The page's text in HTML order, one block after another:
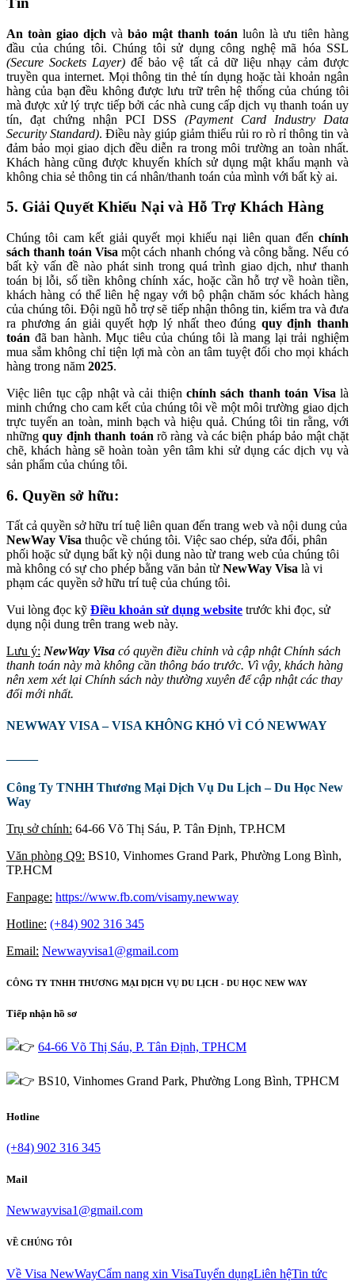
An toàn giao dịch và bảo mật thanh toán luôn là ưu tiên hàng
đầu của chúng tôi. Chúng tôi sử dụng công nghệ mã hóa SSL
(Secure Sockets Layer) để bảo vệ tất cả dữ liệu nhạy cảm được
truyền qua internet. Mọi thông tin thẻ tín dụng hoặc tài khoản ngân
hàng của bạn đều không được lưu trữ trên hệ thống của chúng tôi
mà được xử lý trực tiếp bởi các nhà cung cấp dịch vụ thanh toán uy
tín, đạt chứng nhận PCI DSS (Payment Card Industry Data
Security Standard). Điều này giúp giảm thiểu rủi ro rò rỉ thông tin và
đảm bảo mọi giao dịch đều diễn ra trong môi trường an toàn nhất.
Khách hàng cũng được khuyến khích sử dụng mật khẩu mạnh và
không chia sẻ thông tin cá nhân/thanh toán của mình với bất kỳ ai.
5. Giải Quyết Khiếu Nại và Hỗ Trợ Khách Hàng
Chúng tôi cam kết giải quyết mọi khiếu nại liên quan đến chính
sách thanh toán Visa một cách nhanh chóng và công bằng. Nếu có
bất kỳ vấn đề nào phát sinh trong quá trình giao dịch, như thanh
toán bị lỗi, số tiền không chính xác, hoặc cần hỗ trợ về hoàn tiền,
khách hàng có thể liên hệ ngay với bộ phận chăm sóc khách hàng
của chúng tôi. Đội ngũ hỗ trợ sẽ tiếp nhận thông tin, kiểm tra và đưa
ra phương án giải quyết hợp lý nhất theo đúng quy định thanh
toán đã ban hành. Mục tiêu của chúng tôi là mang lại trải nghiệm
mua sắm không chỉ tiện lợi mà còn an tâm tuyệt đối cho mọi khách
hàng trong năm 2025.
Việc liên tục cập nhật và cải thiệnchính sách thanh toán Visa là
minh chứng cho cam kết của chúng tôi về một môi trường giao dịch
trực tuyến an toàn, minh bạch và hiệu quả. Chúng tôi tin rằng, với
nhữngquy định thanh toán rõ ràng và các biện pháp bảo mật chặt
chẽ, khách hàng sẽ hoàn toàn yên tâm khi sử dụng các dịch vụ và
sản phẩm của chúng tôi.
6. Quyền sở hữu:
Tất cả quyền sở hữu trí tuệ liên quan đến trang web và nội dung của
NewWay Visa thuộc về chúng tôi. Việc sao chép, sửa đổi, phân
phối hoặc sử dụng bất kỳ nội dung nào từ trang web của chúng tôi
mà không có sự cho phép bằng văn bản từ NewWay Visa là vi
phạm các quyền sở hữu trí tuệ của chúng tôi.
Vui lòng đọc kỹ Điều khoản sử dụng website trước khi đọc, sử
dụng nội dung trên trang web này.
Lưu ý: NewWay Visa có quyền điều chỉnh và cập nhật Chính sách
thanh toán này mà không cần thông báo trước. Vì vậy, khách hàng
nên xem xét lại Chính sách này thường xuyên để cập nhật các thay
đổi mới nhất.
NEWWAY VISA – VISA KHÔNG KHÓ VÌ CÓ NEWWAY
——
Công Ty TNHH Thương Mại Dịch Vụ Du Lịch – Du Học New
Way
Trụ sở chính: 64-66 Võ Thị Sáu, P. Tân Định, TP.HCM
Văn phòng Q9: BS10, Vinhomes Grand Park, Phường Long Bình,
TP.HCM
Fanpage: https://www.fb.com/visamy.newway
Hotline: (+84) 902 316 345
Email: Newwayvisa1@gmail.com
CÔNG TY TNHH THƯƠNG MẠI DỊCH VỤ DU LỊCH - DU HỌC NEW WAY
Tiếp nhận hồ sơ
64-66 Võ Thị Sáu, P. Tân Định, TPHCM
BS10, Vinhomes Grand Park, Phường Long Bình, TPHCM
Hotline
(+84) 902 316 345
Mail
Newwayvisa1@gmail.com
VỀ CHÚNG TÔI
Về Visa NewWayCẩm nang xin VisaTuyển dụngLiên hệTin tức